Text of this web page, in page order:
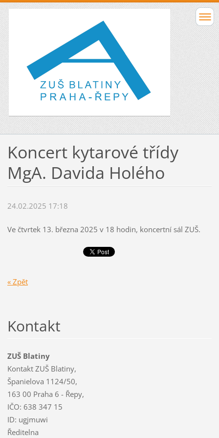
Koncert kytarové třídy
MgA. Davida Holého
24.02.2025 17:18
Ve čtvrtek 13. března 2025 v 18 hodin, koncertní sál ZUŠ.
« Zpět
Kontakt
ZUŠ Blatiny
Kontakt ZUŠ Blatiny,
Španielova 1124/50,
163 00 Praha 6 - Řepy,
IČO: 638 347 15
ID: ugjmuwi
Ředitelna